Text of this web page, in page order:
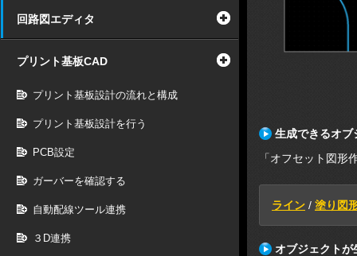
回路図エディタ
プリント基板CAD
プリント基板設計の流れと構成
プリント基板設計を行う
PCB設定
ガーバーを確認する
自動配線ツール連携
３D連携
生成できるオブ
「オフセット図
ライン / 塗り図
オブジェクトが